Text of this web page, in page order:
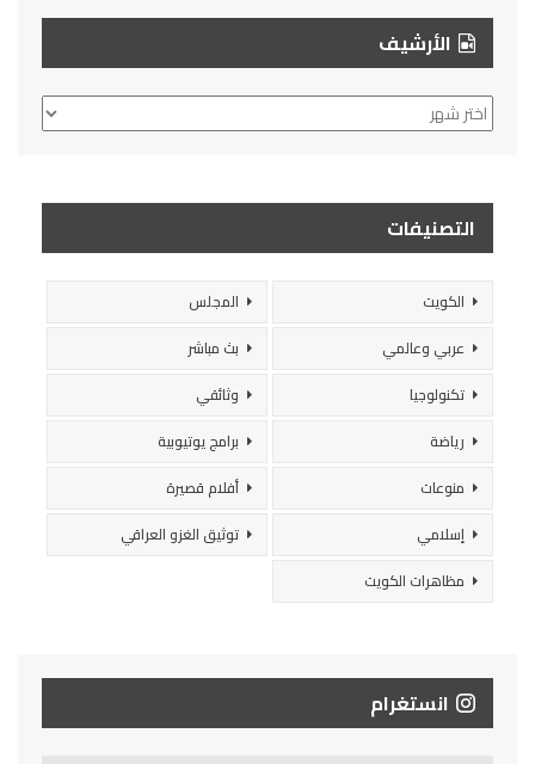
الأرشيف
الأرشيف
التصنيفات
الكويت
المجلس
عربي وعالمي
بث مباشر
تكنولوجيا
وثائقي
رياضة
برامج يوتيوبية
منوعات
أفلام قصيرة
إسلامي
توثيق الغزو العراقي
مظاهرات الكويت
انستغرام